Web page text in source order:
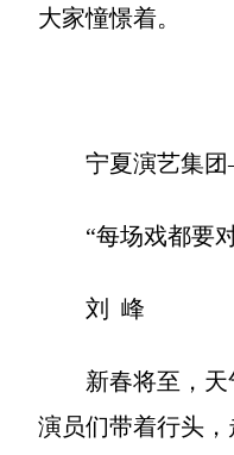
大家憧憬着。
宁夏演艺集
“每场戏都要对
刘 峰
新春将至，天
演员们带着行头，